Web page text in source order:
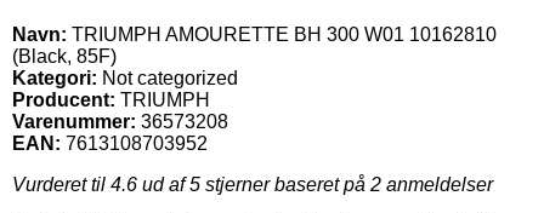
Navn: TRIUMPH AMOURETTE BH 300 W01 10162810
(Black, 85F)
Kategori: Not categorized
Producent: TRIUMPH
Varenummer: 36573208
EAN: 7613108703952
Vurderet til 4.6 ud af 5 stjerner baseret på 2 anmeldelser